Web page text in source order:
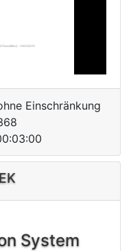
Einschränkung
System